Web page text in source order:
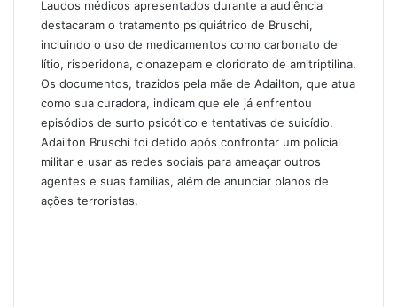
Laudos médicos apresentados durante a audiência
destacaram o tratamento psiquiátrico de Bruschi,
incluindo o uso de medicamentos como carbonato de
lítio, risperidona, clonazepam e cloridrato de amitriptilina.
Os documentos, trazidos pela mãe de Adailton, que atua
como sua curadora, indicam que ele já enfrentou
episódios de surto psicótico e tentativas de suicídio.
Adailton Bruschi foi detido após confrontar um policial
militar e usar as redes sociais para ameaçar outros
agentes e suas famílias, além de anunciar planos de
ações terroristas.